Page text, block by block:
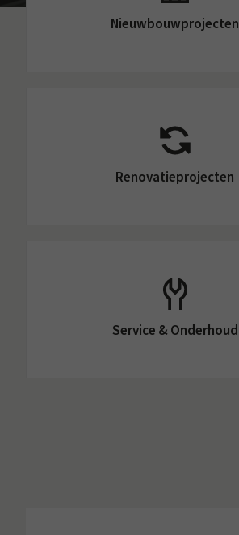
Nieuwbouwprojecten
Renovatieprojecten
Service & Onderhoud